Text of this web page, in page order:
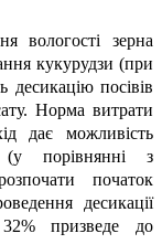
вологості зерна
кукурудзи (при
десикацію посівів
Норма витрати
дає можливість
порівнянні з
початок
десикації
призведе до